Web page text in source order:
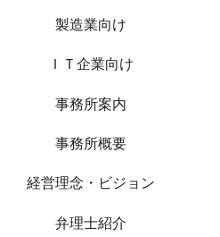
製造業向け
ＩＴ企業向け
事務所案内
事務所概要
経営理念・ビジョン
弁理士紹介